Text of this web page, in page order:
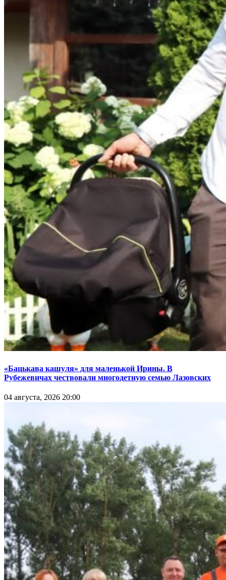
«Бацькава кашуля» для маленькой Ирины. В
Рубежевичах чествовали многодетную семью Лазовских
04 августа, 2026 20:00